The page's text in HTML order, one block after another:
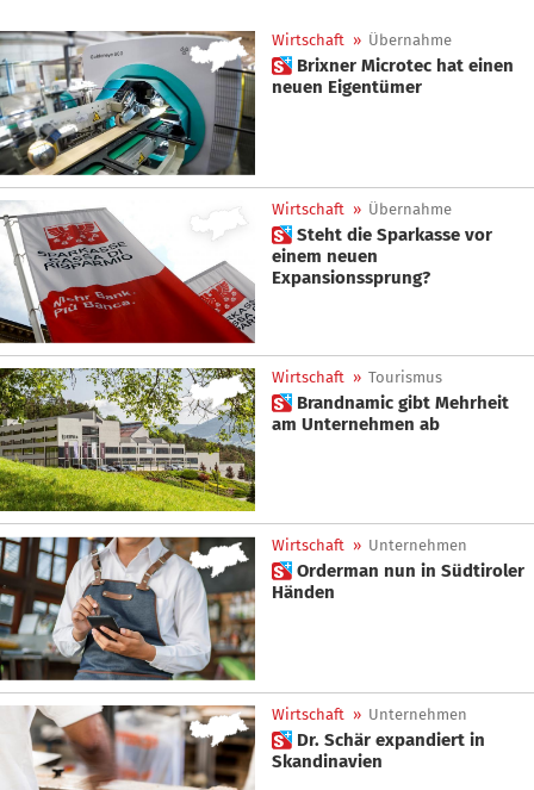
Wirtschaft » Übernahme
 Brixner Microtec hat einen
neuen Eigentümer
Wirtschaft » Übernahme
 Steht die Sparkasse vor
einem neuen
Expansionssprung?
Wirtschaft » Tourismus
 Brandnamic gibt Mehrheit
am Unternehmen ab
Wirtschaft » Unternehmen
 Orderman nun in Südtiroler
Händen
Wirtschaft » Unternehmen
 Dr. Schär expandiert in
Skandinavien